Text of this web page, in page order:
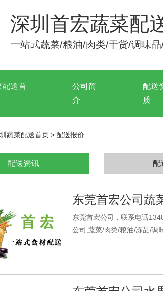
深圳首宏蔬菜配
一站式蔬菜/粮油/肉类/干货/调味
配送首
公司简
介
配送
质
蔬菜配送首页 > 配送报价
配送资讯 配
东莞首宏公司蔬
东莞首宏公司，联系电话
公司,蔬菜/肉类/粮油/冻品/调